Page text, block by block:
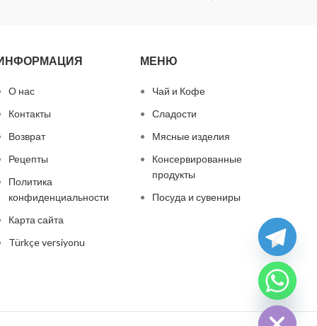
О нас
Контакты
Возврат
Рецепты
Политика
конфиденциальности
Карта сайта
Türkçe versiyonu
МЕНЮ
Чай и Кофе
Сладости
Мясные изделия
Консервированные
продукты
Посуда и сувениры
Hide
chaty